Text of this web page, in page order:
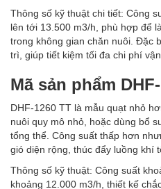
Thông số kỹ thuật chi tiết: Công
lên tới 13.500 m3/h, phù hợp để
trong không gian chăn nuôi. Đặc
trì, giúp tiết kiệm tối đa chi phí vận
Mã sản phẩm
DHF-1260 TT là mẫu quạt nhỏ
nuôi quy mô nhỏ, hoặc dùng bổ
tổng thể. Công suất thấp hơn
gió diện rộng, thúc đẩy luồng khí
Thông số kỹ thuật: Công suất
khoảng 12.000 m3/h, thiết kế